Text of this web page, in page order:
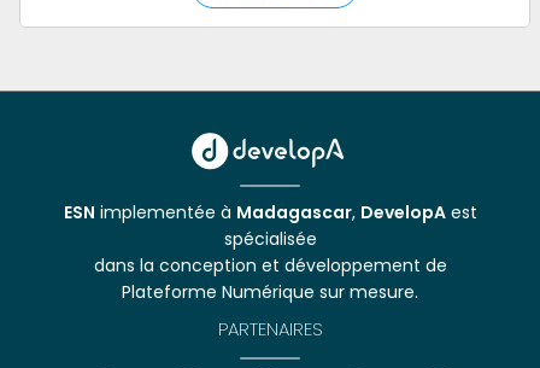
ESN implementée à Madagascar, DevelopAest
spécialisée
dans la conception et développement de
Plateforme Numérique sur mesure.
PARTENAIRES